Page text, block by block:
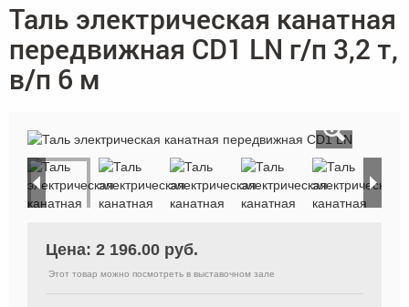
Вы
здесь
Таль электрическая канатная
передвижная CD1 LN г/п 3,2 т,
в/п 6 м
«
Цена: 2 196.00 руб.
Этот товар можно посмотреть в выставочном зале